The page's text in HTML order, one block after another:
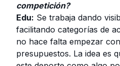
competición?
Edu: Se trabaja dando
facilitando categorías de
no hace falta empezar
presupuestos. La idea es